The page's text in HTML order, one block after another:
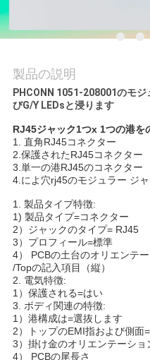
に
絡
し
な
さ
い
VR
SHOW
地
図
製品の説明
PHCONN 1051-208001のモ
びG/Y LEDsと浸ります
RJ45ジャック1つx 1つの港を
1. 直角RJ45コネクター
2.保護されたRJ45コネクター
3.単一の港RJ45のコネクター
4.によ穴rj45のモジュラー ジ
1. 製品タイプ特徴:
1) 製品タイプ=コネクター
2）ジャックのタイプ= RJ45
3）プロフィール=標準
4） PCBの土台のオリエンテ
/Topの記入項目（縦）
2. 電気特徴:
1）保護される=はい
3. ボディ関連の特徴:
1）港構成は=選抜します
2）トップのEMI指および側面
3）掛け金のオリエンテーショ
4） PCBの尾長さ